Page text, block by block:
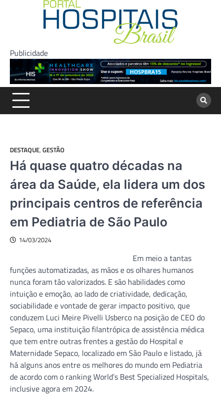
Publicidade
DESTAQUE, GESTÃO
Há quase quatro décadas na
área da Saúde, ela lidera um dos
principais centros de referência
em Pediatria de São Paulo
14/03/2024
Em meio a tantas
funções automatizadas, as mãos e os olhares humanos
nunca foram tão valorizados. E são habilidades como
intuição e emoção, ao lado de criatividade, dedicação,
sociabilidade e vontade de gerar impacto positivo, que
conduzem Luci Meire Pivelli Usberco na posição de CEO do
Sepaco, uma instituição filantrópica de assistência médica
que tem entre outras frentes a gestão do Hospital e
Maternidade Sepaco, localizado em São Paulo e listado, já
há alguns anos entre os melhores do mundo em Pediatria
de acordo com o ranking World’s Best Specialized Hospitals,
inclusive agora em 2024.